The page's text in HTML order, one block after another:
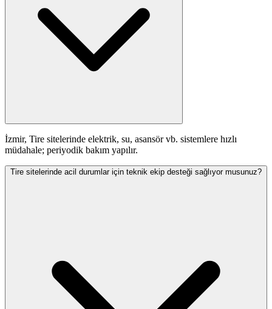
İzmir, Tire sitelerinde elektrik, su, asansör vb. sistemlere hızlı
müdahale; periyodik bakım yapılır.
Tire sitelerinde acil durumlar için teknik ekip desteği sağlıyor musunuz?